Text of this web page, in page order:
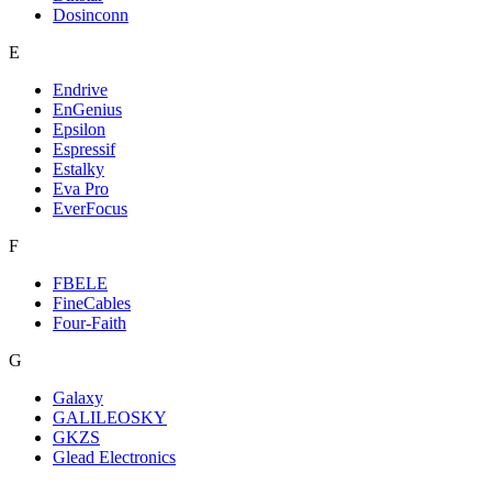
Dosinconn
E
Endrive
EnGenius
Epsilon
Espressif
Estalky
Eva Pro
EverFocus
F
FBELE
FineCables
Four-Faith
G
Galaxy
GALILEOSKY
GKZS
Glead Electronics